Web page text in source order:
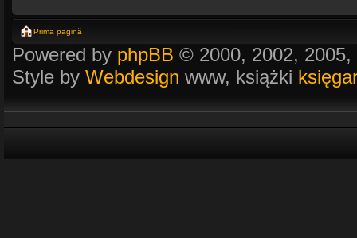
Prima pagină
Powered by phpBB © 2000, 2002,
Style by Webdesign www, książki